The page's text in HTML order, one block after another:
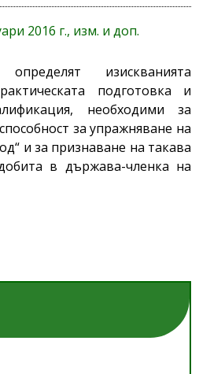
2016 г., изм. и доп.
изискванията
подготовка и
необходими за
за упражняване на
и за признаване на такава
в държава-членка на